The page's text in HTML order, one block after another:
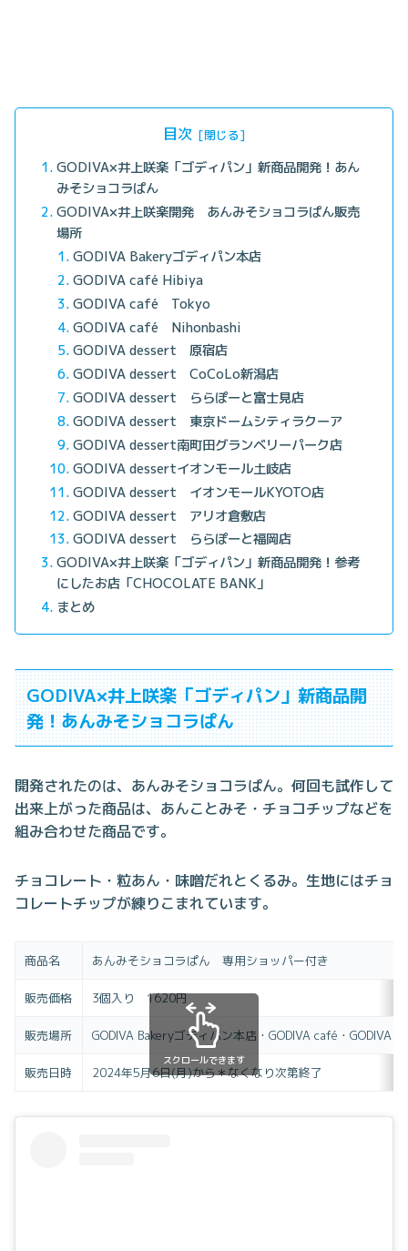
目次
GODIVA×井上咲楽「ゴディパン」新商品開発！あん
みそショコラぱん
GODIVA×井上咲楽開発 あんみそショコラぱん販売
場所
GODIVA Bakeryゴディパン本店
GODIVA café Hibiya
GODIVA café Tokyo
GODIVA café Nihonbashi
GODIVA dessert 原宿店
GODIVA dessert CoCoLo新潟店
GODIVA dessert ららぽーと富士見店
GODIVA dessert 東京ドームシティラクーア
GODIVA dessert南町田グランベリーパーク店
GODIVA dessertイオンモール土岐店
GODIVA dessert イオンモールKYOTO店
GODIVA dessert アリオ倉敷店
GODIVA dessert ららぽーと福岡店
GODIVA×井上咲楽「ゴディパン」新商品開発！参考
にしたお店「CHOCOLATE BANK」
まとめ
GODIVA×井上咲楽「ゴディパン」新商品開
発！あんみそショコラぱん
開発されたのは、あんみそショコラぱん。何回も試作して
出来上がった商品は、あんことみそ・チョコチップなどを
組み合わせた商品です。
チョコレート・粒あん・味噌だれとくるみ。生地にはチョ
コレートチップが練りこまれています。
商品名 あんみそショコラぱん 専用ショッパー付き
販売価格 3個入り 1620円
販売場所 GODIVA Bakeryゴディパン本店・GODIVA café・
販売日時 2024年5月6日(月)から＊なくなり次第終了
スクロールできます